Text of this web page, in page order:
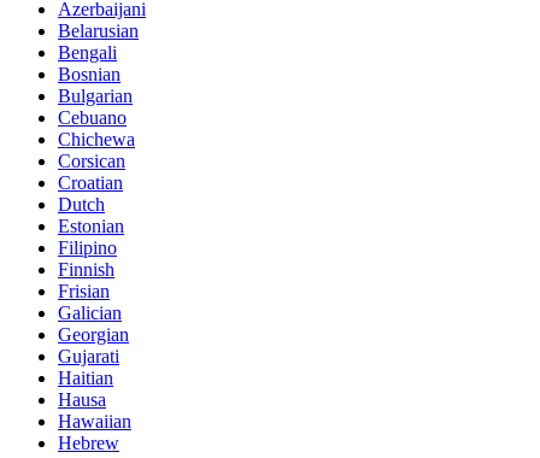
Azerbaijani
Belarusian
Bengali
Bosnian
Bulgarian
Cebuano
Chichewa
Corsican
Croatian
Dutch
Estonian
Filipino
Finnish
Frisian
Galician
Georgian
Gujarati
Haitian
Hausa
Hawaiian
Hebrew